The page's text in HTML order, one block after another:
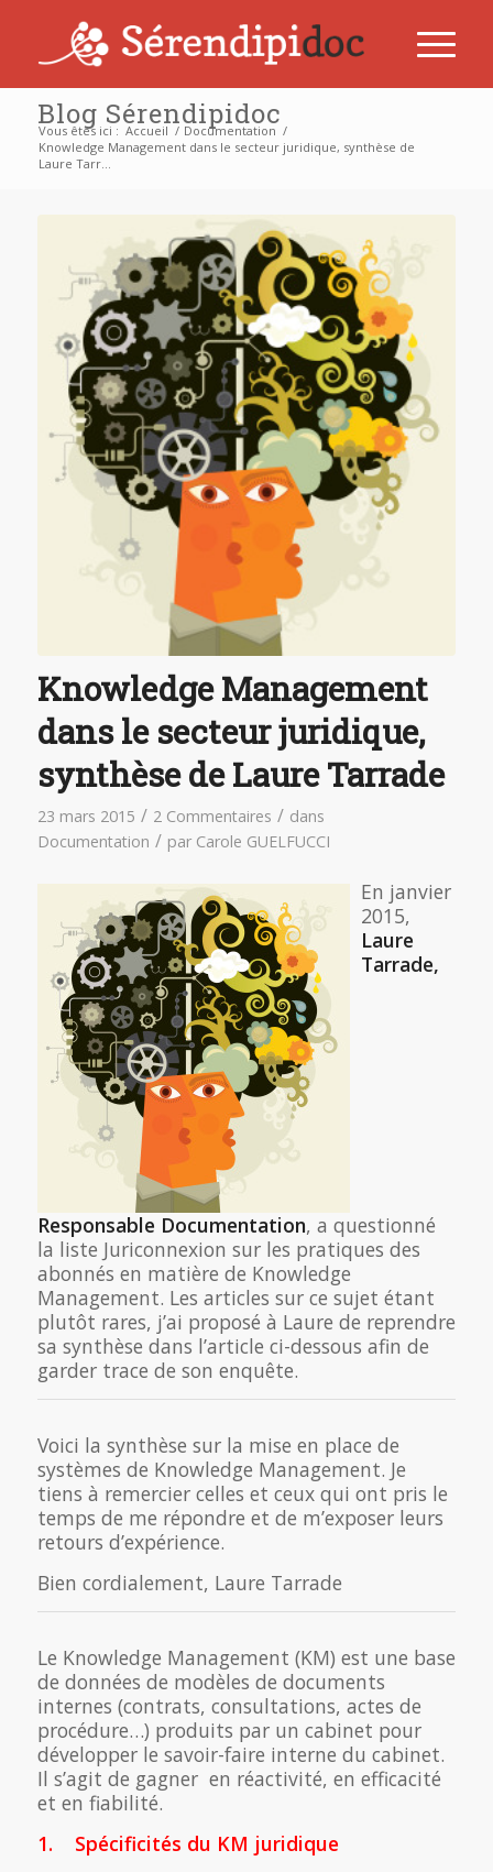
Blog Sérendipidoc
Vous êtes ici : Accueil / Documentation /
Knowledge Management dans le secteur juridique, synthèse de
Laure Tarr...
Knowledge Management
dans le secteur juridique,
synthèse de Laure Tarrade
23 mars 2015 / 2 Commentaires / dans
Documentation / par Carole GUELFUCCI
En janvier
2015,
Laure
Tarrade,
Responsable Documentation, a questionné
la liste Juriconnexion sur les pratiques des
abonnés en matière de Knowledge
Management. Les articles sur ce sujet étant
plutôt rares, j’ai proposé à Laure de reprendre
sa synthèse dans l’article ci-dessous afin de
garder trace de son enquête.
Voici la synthèse sur la mise en place de
systèmes de Knowledge Management. Je
tiens à remercier celles et ceux qui ont pris le
temps de me répondre et de m’exposer leurs
retours d’expérience.
Bien cordialement, Laure Tarrade
Le Knowledge Management (KM) est une base
de données de modèles de documents
internes (contrats, consultations, actes de
procédure…) produits par un cabinet pour
développer le savoir-faire interne du cabinet.
Il s’agit de gagner en réactivité, en efficacité
et en fiabilité.
1. Spécificités du KM juridique
dit :